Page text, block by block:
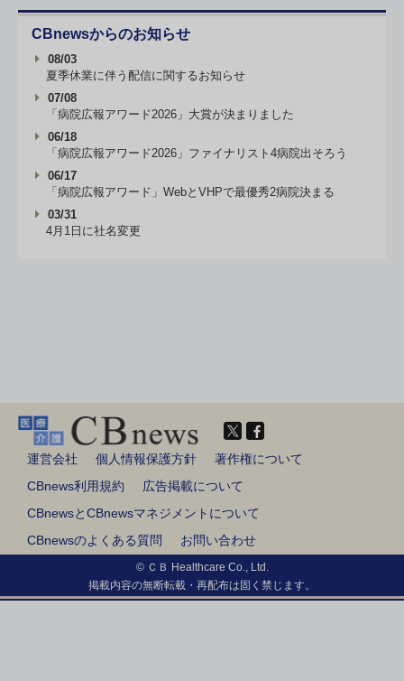
CBnewsからのお知らせ
08/03
夏季休業に伴う配信に関するお知らせ
07/08
「病院広報アワード2026」大賞が決まりました
06/18
「病院広報アワード2026」ファイナリスト4病院出そろう
06/17
「病院広報アワード」WebとVHPで最優秀2病院決まる
03/31
4月1日に社名変更
運営会社 個人情報保護方針
著作権について
CBnews利用規約
広告掲載について
CBnewsとCBnewsマネジメントについて
CBnewsのよくある質問
お問い合わせ
© ＣＢ Healthcare Co., Ltd.
掲載内容の無断転載・再配布は固く禁じます。